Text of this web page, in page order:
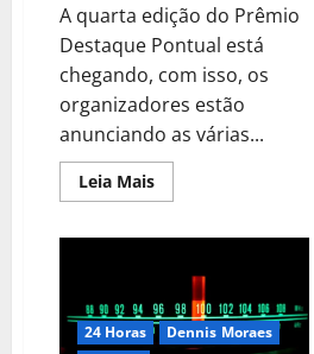
A quarta edição do Prêmio
Destaque Pontual está
chegando, com isso, os
organizadores estão
anunciando as várias...
Leia Mais
24 Horas
Dennis Moraes